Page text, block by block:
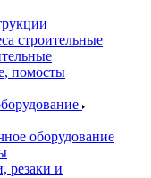
строительные
помосты
оборудование
резаки и